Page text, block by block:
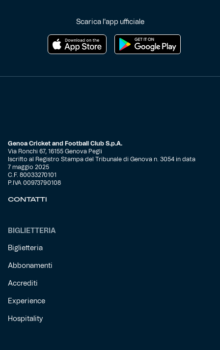
Scarica l'app ufficiale
Genoa Cricket and Football Club S.p.A.
Via Ronchi 67, 16155 Genova Pegli
Iscritto al Registro Stampa del Tribunale di Genova n. 3054 in data
7 maggio 2025
C.F. 80033270101
P.IVA 00973790108
CONTATTI
BIGLIETTERIA
Biglietteria
Abbonamenti
Accrediti
Experience
Hospitality